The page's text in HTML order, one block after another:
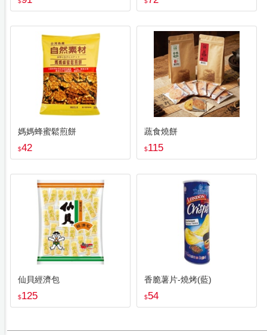
媽媽蜂蜜鬆煎餅
$42
蔬食燒餅
$115
仙貝經濟包
$125
香脆薯片-燒烤(藍)
$54